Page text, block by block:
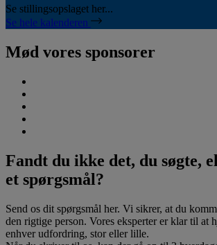
Se stillingsopslaget her...
Se hele kalenderen
Mød vores sponsorer
Fandt du ikke det, du søgte,
et spørgsmål?
Send os dit spørgsmål her. Vi sikrer, at du
den rigtige person. Vores eksperter er klar til at
enhver udfordring, stor eller lille.